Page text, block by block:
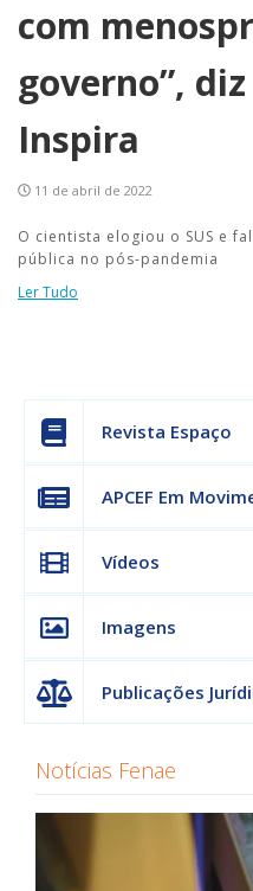
com
governo”,
Inspira
11 de abril de 2022
O cientista elogiou o SUS e
pública no pós-pandemia
Ler Tudo
Revista Espaço
APCEF Em
Vídeos
Imagens
Publicações
Notícias Fenae